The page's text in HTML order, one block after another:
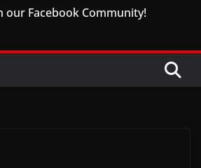
our Facebook Community!